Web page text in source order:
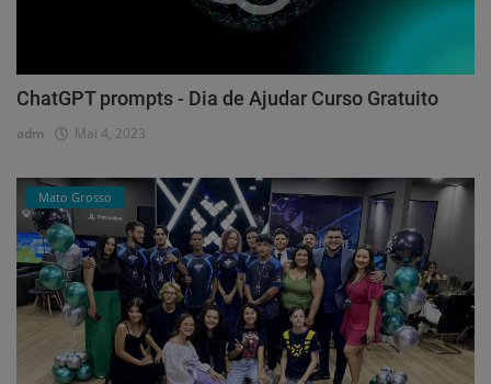
ChatGPT prompts - Dia de Ajudar Curso Gratuito
adm Mai 4, 2023
Mato Grosso